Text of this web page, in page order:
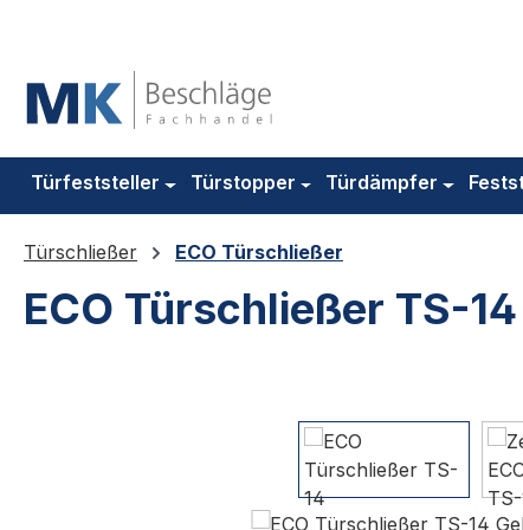
Türfeststeller Türstopper Türdämpfer
Türschließer ECO Türschließer
ECO Türschließer TS-